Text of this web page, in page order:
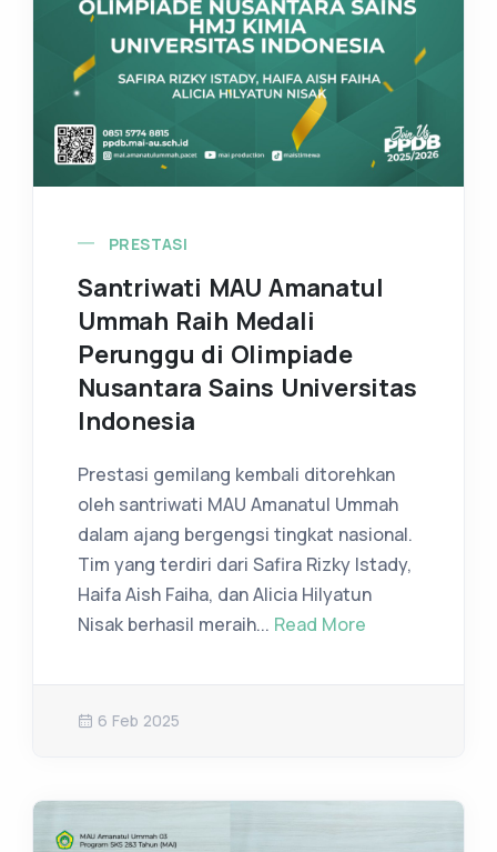
PRESTASI
Santriwati MAU Amanatul
Ummah Raih Medali
Perunggu di Olimpiade
Nusantara Sains Universitas
Indonesia
Prestasi gemilang kembali ditorehkan
oleh santriwati MAU Amanatul Ummah
dalam ajang bergengsi tingkat nasional.
Tim yang terdiri dari Safira Rizky Istady,
Haifa Aish Faiha, dan Alicia Hilyatun
Nisak berhasil meraih... Read More
6 Feb 2025